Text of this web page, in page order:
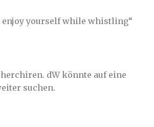
enjoy yourself while whistling“
dW könnte auf eine
suchen.